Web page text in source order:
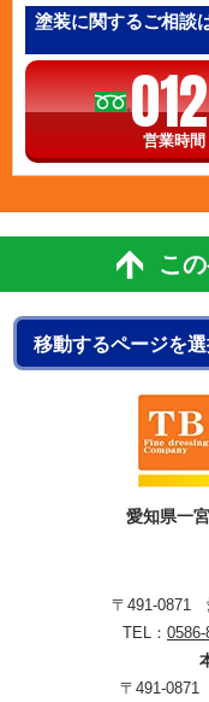
塗装に関するご相談
営業時間
こ
愛知県一
〒491-0871
TEL： 0586-
〒491-0871